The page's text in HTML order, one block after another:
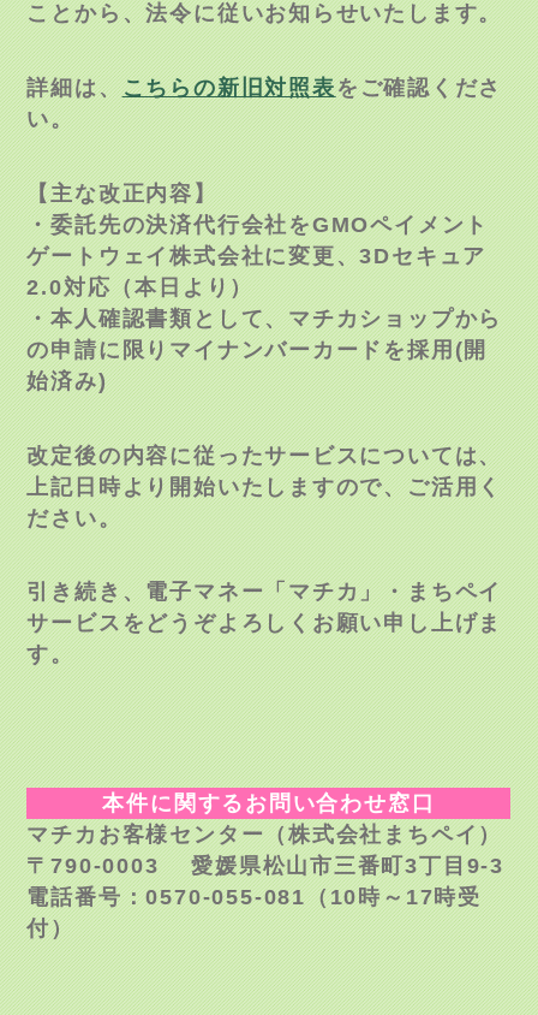
ことから、法令に従いお知らせいたします。
詳細は、こちらの新旧対照表をご確認くださ
い。
【主な改正内容】
・委託先の決済代行会社をGMOペイメント
ゲートウェイ株式会社に変更、3Dセキュア
2.0対応（本日より）
・本人確認書類として、マチカショップから
の申請に限りマイナンバーカードを採用(開
始済み)
改定後の内容に従ったサービスについては、
上記日時より開始いたしますので、ご活用く
ださい。
引き続き、電子マネー「マチカ」・まちペイ
サービスをどうぞよろしくお願い申し上げま
す。
本件に関するお問い合わせ窓口
マチカお客様センター（株式会社まちペイ）
〒790-0003愛媛県松山市三番町3丁目9-3
電話番号：0570-055-081（10時～17時受
付）